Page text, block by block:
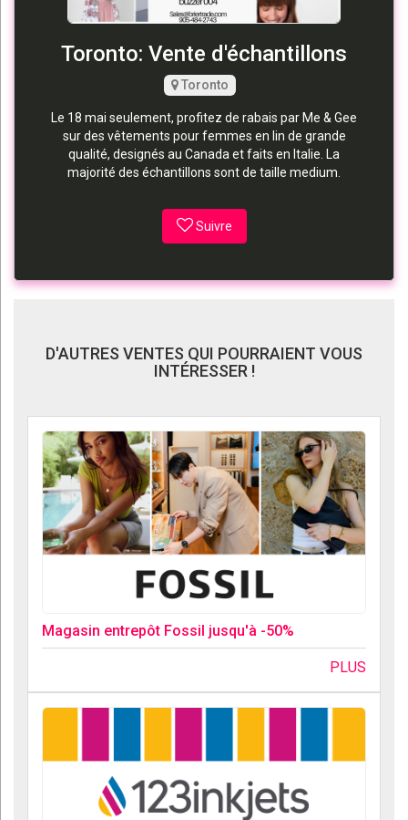
Toronto: Vente d'échantillons
Toronto
Le 18 mai seulement, profitez de rabais par Me & Gee
sur des vêtements pour femmes en lin de grande
qualité, designés au Canada et faits en Italie. La
majorité des échantillons sont de taille medium.
Suivre
D'AUTRES VENTES QUI POURRAIENT VOUS
INTÉRESSER !
Magasin entrepôt Fossil jusqu'à -50%
PLUS